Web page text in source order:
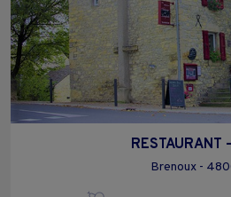
RESTAURANT
Brenoux -